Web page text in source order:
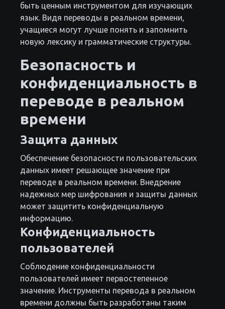
быть ценным инструментом для изучающих
язык. Видя переводы в реальном времени,
учащиеся могут лучше понять и запомнить
новую лексику и грамматические структуры.
Безопасность и
конфиденциальность в
переводе в реальном
времени
Защита данных
Обеспечение безопасности пользовательских
данных имеет решающее значение при
переводе в реальном времени. Внедрение
надежных мер шифрования и защиты данных
может защитить конфиденциальную
информацию.
Конфиденциальность
пользователей
Соблюдение конфиденциальности
пользователей имеет первостепенное
значение. Инструменты перевода в реальном
времени должны быть разработаны таким